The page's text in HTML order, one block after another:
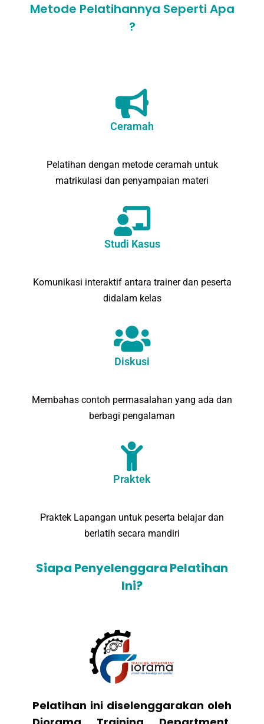
Metode Pelatihannya Seperti Apa
?
Ceramah
Pelatihan dengan metode ceramah untuk
matrikulasi dan penyampaian materi
Studi Kasus
Komunikasi interaktif antara trainer dan peserta
didalam kelas
Diskusi
Membahas contoh permasalahan yang ada dan
berbagi pengalaman
Praktek
Praktek Lapangan untuk peserta belajar dan
berlatih secara mandiri
Siapa Penyelenggara Pelatihan
Ini?
Pelatihan ini diselenggarakan oleh